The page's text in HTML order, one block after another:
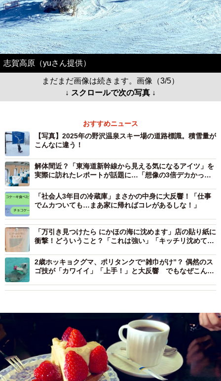
志賀高原（yuさん提供）
まだまだ画像は続きます。画像（3/5）
↓ スクロールで次の写真 ↓
おすすめニュース
【写真】2025年の野沢温泉スキー場の道路標識。積雪量が
こんなに違う！
解体間近？「東海道新幹線から見える気になるアイツ」を
実際に訪れたレポートが話題に…「想像の3倍デカかっ
「社会人3年目の冷蔵庫」まさかの中身に大反響！「仕事
でムカついても…まあ家に帰ればコレがあるしな！」
「万引き見つけたら にかほの海に沈めます」店の貼り紙に
衝撃！どういうこと？「これは強い」「キッチリ沈めてく
2歳ホッキョクグマ、ポリタンクで“雑巾がけ”？ 偶然のス
ゴ技が「カワイイ」「上手！」と大反響 でもなぜこんな